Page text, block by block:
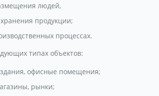
людей,
продукции;
процессах.
типах объектов:
офисные помещения;
рынки;